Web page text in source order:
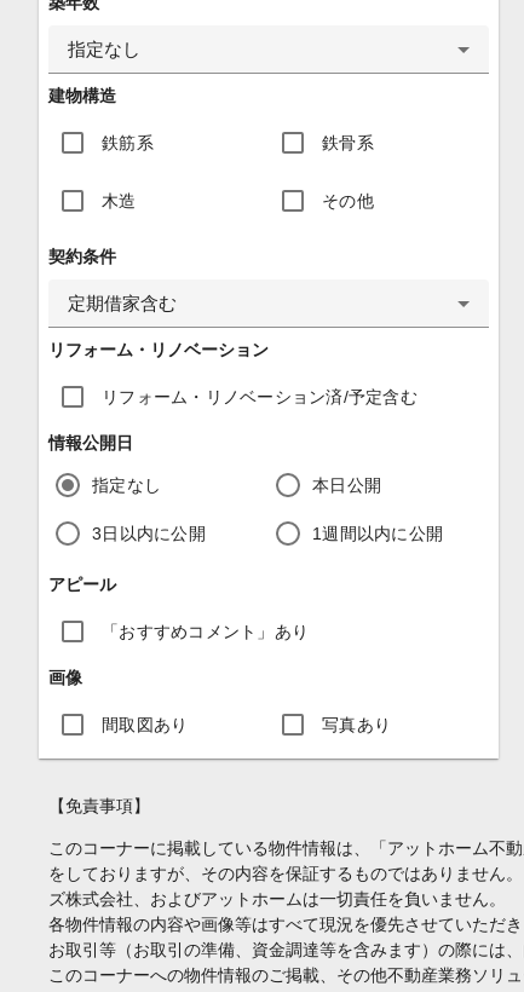
指定なし
建物構造
鉄筋系 鉄骨系
木造 その他
契約条件
定期借家含む
リフォーム・リノベーション
リフォーム・リノベーション済/予定含む
情報公開日
指定なし 本日公開
3日以内に公開 1週間以内に公開
アピール
「おすすめコメント」あり
画像
間取図あり 写真あり
【免責事項】
このコーナーに掲載している物件情報は、「アットホーム不
をしておりますが、その内容を保証するものではありません
ズ株式会社、およびアットホームは一切責任を負いません。
各物件情報の内容や画像等はすべて現況を優先させていただき
お取引等（お取引の準備、資金調達等を含みます）の際には
このコーナーへの物件情報のご掲載、その他不動産業務ソリ